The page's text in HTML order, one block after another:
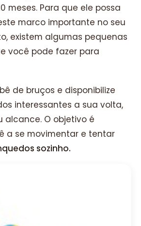
meses. Para que ele possa
marco importante no seu
existem algumas pequenas
você pode fazer para
de bruços e disponibilize
interessantes a sua volta,
alcance. O objetivo é
a se movimentar e tentar
sozinho.